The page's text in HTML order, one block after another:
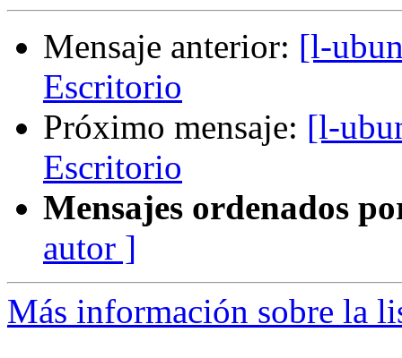
Mensaje anterior: [l-
Escritorio
Próximo mensaje: [l-
Escritorio
Mensajes ordenados
autor ]
Más información sobre la